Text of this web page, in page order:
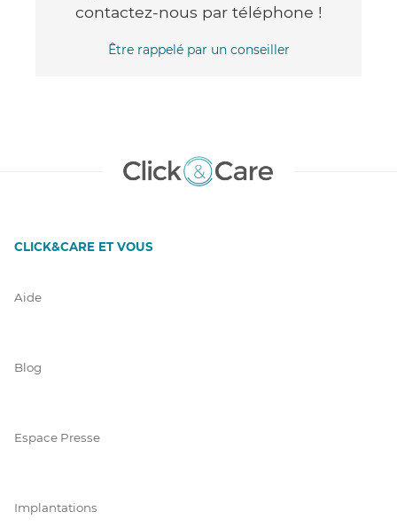
contactez-nous par téléphone !
Être rappelé par un conseiller
CLICK&CARE ET VOUS
Aide
Blog
Espace Presse
Implantations